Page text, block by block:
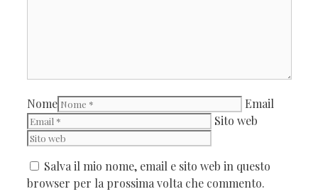
Nome
Email
Sito web
Salva il mio nome, email e sito web in questo
browser per la prossima volta che commento.